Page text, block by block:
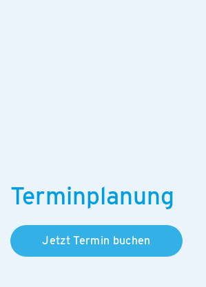
Terminplanung
Jetzt Termin buchen